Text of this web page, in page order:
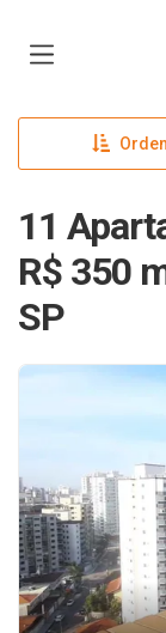
11
R$ 350
SP